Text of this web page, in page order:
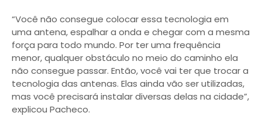
“Você não consegue colocar essa tecnologia em
uma antena, espalhar a onda e chegar com a mesma
força para todo mundo. Por ter uma frequência
menor, qualquer obstáculo no meio do caminho ela
não consegue passar. Então, você vai ter que trocar a
tecnologia das antenas. Elas ainda vão ser utilizadas,
mas você precisará instalar diversas delas na cidade”,
explicou Pacheco.